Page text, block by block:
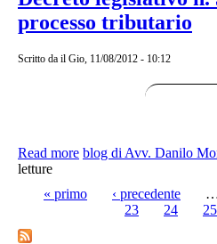
processo tributario
Scritto da il Gio, 11/08/2012 - 10:12
Read more about Decreto
blog di Avv. Danilo
letture
« primo ‹ precedente
23
24 25